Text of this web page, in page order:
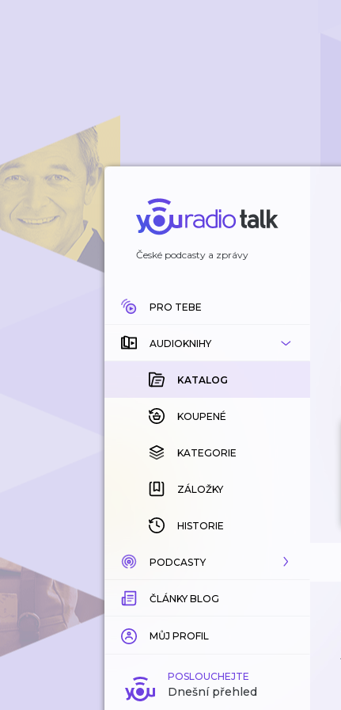
České podcasty a zprávy
PRO TEBE
AUDIOKNIHY
KATALOG
KOUPENÉ
KATEGORIE
ZÁLOŽKY
HISTORIE
PODCASTY
KATALOG
KATEGORIE
ZÁLOŽKY
ČLÁNKY BLOG
MŮJ PROFIL
POSLOUCHEJTE
Dnešní přehled